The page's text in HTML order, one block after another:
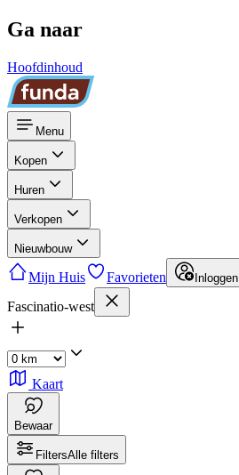
Ga naar
Hoofdinhoud
Menu
Kopen
Huren
Verkopen
Nieuwbouw
Mijn Huis Favorieten Inloggen
Fascinatio-west
Kaart
Bewaar
FiltersAlle filters